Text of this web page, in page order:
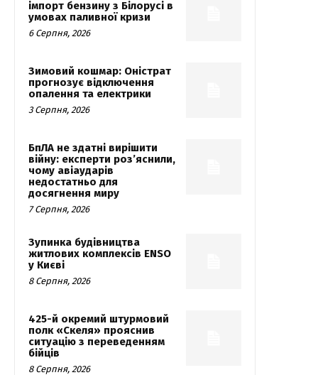
імпорт бензину з Білорусі в
умовах паливної кризи
6 Серпня, 2026
Зимовий кошмар: Оністрат
прогнозує відключення
опалення та електрики
3 Серпня, 2026
БпЛА не здатні вирішити
війну: експерти роз’яснили,
чому авіаударів
недостатньо для
досягнення миру
7 Серпня, 2026
Зупинка будівництва
житлових комплексів ENSO
у Києві
8 Серпня, 2026
425-й окремий штурмовий
полк «Скеля» прояснив
ситуацію з переведенням
бійців
8 Серпня, 2026